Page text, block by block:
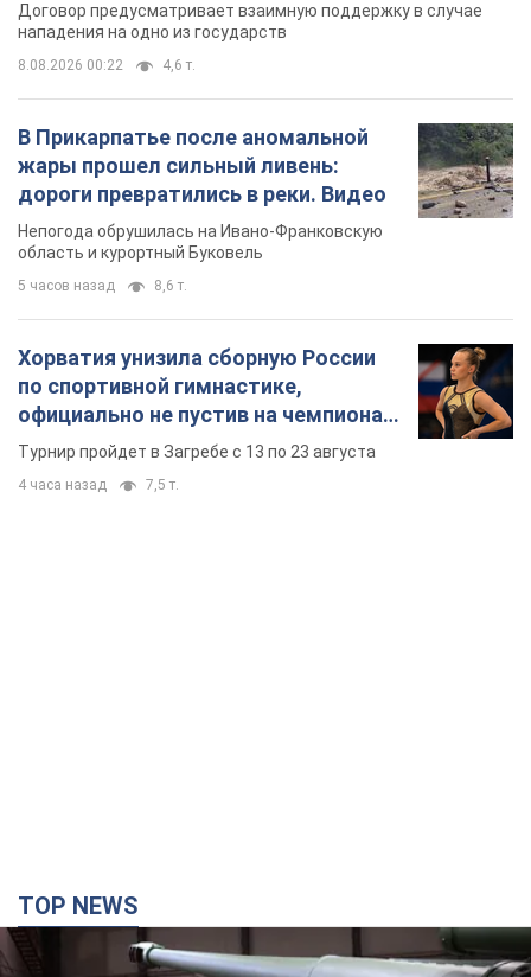
Договор предусматривает взаимную поддержку в случае
нападения на одно из государств
8.08.2026 00:22 4,6 т.
В Прикарпатье после аномальной
жары прошел сильный ливень:
дороги превратились в реки. Видео
Непогода обрушилась на Ивано-Франковскую
область и курортный Буковель
5 часов назад 8,6 т.
Хорватия унизила сборную России
по спортивной гимнастике,
официально не пустив на чемпионат
Европы основных спортсменов
Турнир пройдет в Загребе с 13 по 23 августа
4 часа назад 7,5 т.
TOP NEWS